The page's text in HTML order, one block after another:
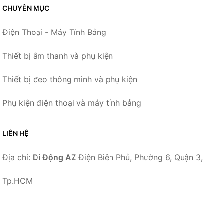
CHUYÊN MỤC
Điện Thoại - Máy Tính Bảng
Thiết bị âm thanh và phụ kiện
Thiết bị đeo thông minh và phụ kiện
Phụ kiện điện thoại và máy tính bảng
LIÊN HỆ
Địa chỉ: Di Động AZ Điện Biên Phủ, Phường 6, Quận 3,
Tp.HCM